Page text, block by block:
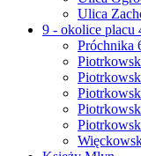
Ulica
9 - okolice placu
Próchnika